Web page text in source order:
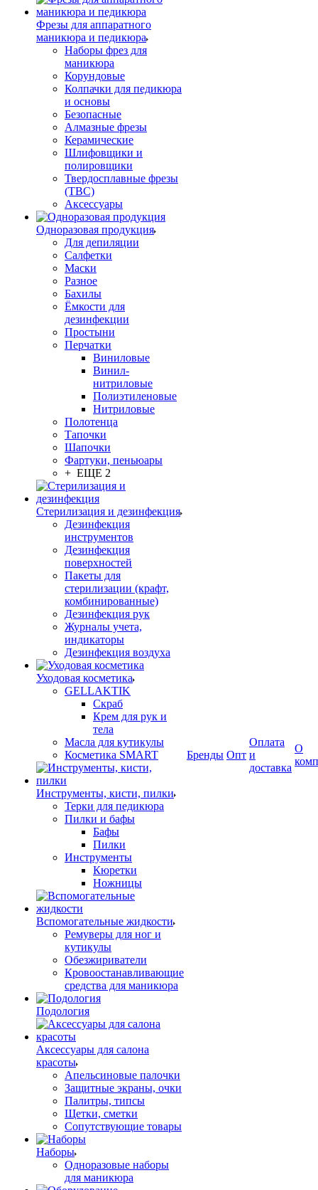
Фрезы для аппаратного
маникюра и педикюра
Наборы фрез для
маникюра
Корундовые
Колпачки для педикюра
и основы
Безопасные
Алмазные фрезы
Керамические
Шлифовщики и
полировщики
Твердосплавные фрезы
(ТВС)
Аксессуары
Одноразовая продукция
Для депиляции
Салфетки
Маски
Разное
Бахилы
Ёмкости для
дезинфекции
Простыни
Перчатки
Виниловые
Винил-
нитриловые
Полиэтиленовые
Нитриловые
Полотенца
Тапочки
Шапочки
Фартуки, пеньюары
+ ЕЩЕ 2
Стерилизация и дезинфекция
Дезинфекция
инструментов
Дезинфекция
поверхностей
Пакеты для
стерилизации (крафт,
комбинированные)
Дезинфекция рук
Журналы учета,
индикаторы
Дезинфекция воздуха
Уходовая косметика
GELLAKTIK
Скраб
Крем для рук и
тела
Масла для кутикулы
Косметика SMART
Инструменты, кисти, пилки
Терки для педикюра
Пилки и бафы
Бафы
Пилки
Инструменты
Кюретки
Ножницы
Вспомогательные жидкости
Ремуверы для ног и
кутикулы
Обезжириватели
Кровоостанавливающие
средства для маникюра
Подология
Аксессуары для салона
красоты
Апельсиновые палочки
Защитные экраны, очки
Палитры, типсы
Щетки, сметки
Сопутствующие товары
Наборы
Одноразовые наборы
для маникюра
Бренды Опт
Оплата
и
доставка
О